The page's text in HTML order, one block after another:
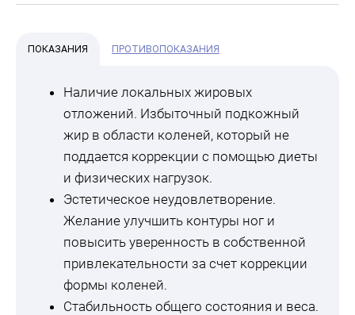
ПОКАЗАНИЯ ПРОТИВОПОКАЗАНИЯ
Наличие локальных жировых
отложений. Избыточный подкожный
жир в области коленей, который не
поддается коррекции с помощью диеты
и физических нагрузок.
Эстетическое неудовлетворение.
Желание улучшить контуры ног и
повысить уверенность в собственной
привлекательности за счет коррекции
формы коленей.
Стабильность общего состояния и веса.